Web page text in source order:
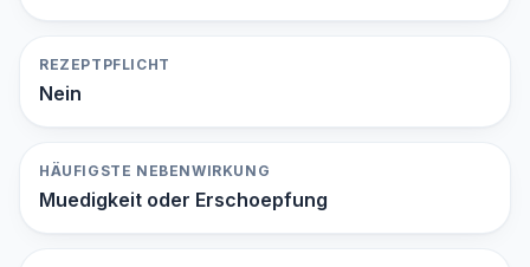
REZEPTPFLICHT
Nein
HÄUFIGSTE NEBENWIRKUNG
Muedigkeit oder Erschoepfung